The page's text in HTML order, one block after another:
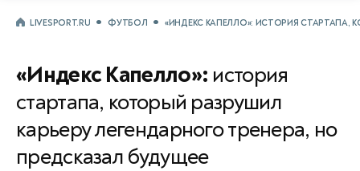
LIVESPORT.RU ФУТБОЛ «ИНДЕКС КАПЕЛЛО»: ИСТОРИЯ СТАРТАПА,
«Индекс Капелло»: история
стартапа, который разрушил
карьеру легендарного тренера, но
предсказал будущее